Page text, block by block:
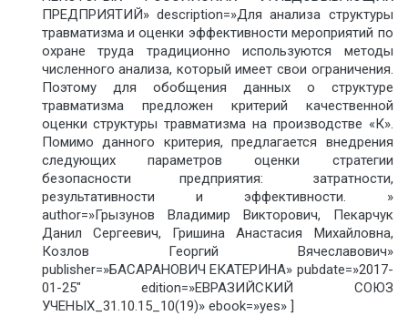
ПРЕДПРИЯТИЙ» description=»Для анализа структуры
травматизма и оценки эффективности мероприятий по
охране труда традиционно используются методы
численного анализа, который имеет свои ограничения.
Поэтому для обобщения данных о структуре
травматизма предложен критерий качественной
оценки структуры травматизма на производстве «К».
Помимо данного критерия, предлагается внедрения
следующих параметров оценки стратегии
безопасности предприятия: затратности,
результативности и эффективности. »
author=»Грызунов Владимир Викторович, Пекарчук
Данил Сергеевич, Гришина Анастасия Михайловна,
Козлов Георгий Вячеславович»
publisher=»БАСАРАНОВИЧ ЕКАТЕРИНА» pubdate=»2017-
01-25″ edition=»ЕВРАЗИЙСКИЙ СОЮЗ
УЧЕНЫХ_31.10.15_10(19)» ebook=»yes» ]